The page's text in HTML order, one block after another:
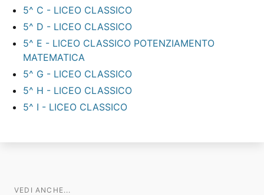
5^ C - LICEO CLASSICO
5^ D - LICEO CLASSICO
5^ E - LICEO CLASSICO POTENZIAMENTO
MATEMATICA
5^ G - LICEO CLASSICO
5^ H - LICEO CLASSICO
5^ I - LICEO CLASSICO
VEDI ANCHE...